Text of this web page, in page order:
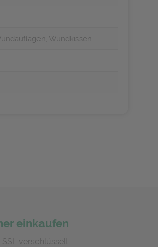
Wundkissen
einkaufen
SSL verschlüsselt